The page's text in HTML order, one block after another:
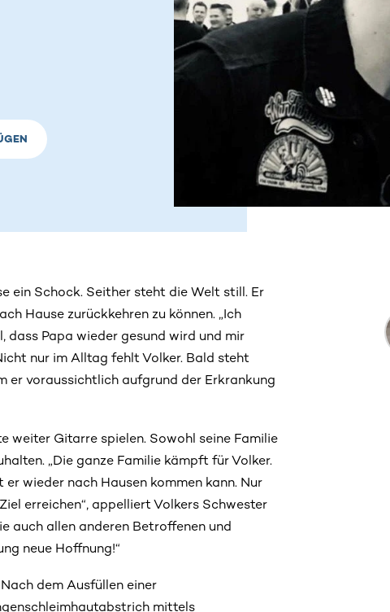
ein Schock. Seither steht die Welt still. Er
Hause zurückkehren zu können. „Ich
dass Papa wieder gesund wird und mir
nur im Alltag fehlt Volker. Bald steht
er voraussichtlich aufgrund der Erkrankung
weiter Gitarre spielen. Sowohl seine Familie
„Die ganze Familie kämpft für Volker.
wieder nach Hausen kommen kann. Nur
erreichen“, appelliert Volkers Schwester
auch allen anderen Betroffenen und
neue Hoffnung!“
dem Ausfüllen einer
mittels